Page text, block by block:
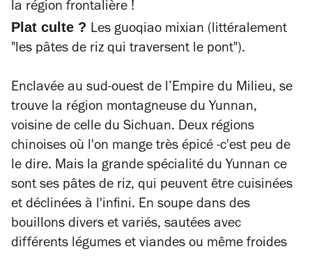
la région frontalière !
Plat culte ? Les guoqiao mixian (littéralement
"les pâtes de riz qui traversent le pont").
Enclavée au sud-ouest de l’Empire du Milieu, se
trouve la région montagneuse du Yunnan,
voisine de celle du Sichuan. Deux régions
chinoises où l'on mange très épicé -c'est peu de
le dire. Mais la grande spécialité du Yunnan ce
sont ses pâtes de riz, qui peuvent être cuisinées
et déclinées à l'infini. En soupe dans des
bouillons divers et variés, sautées avec
différents légumes et viandes ou même froides